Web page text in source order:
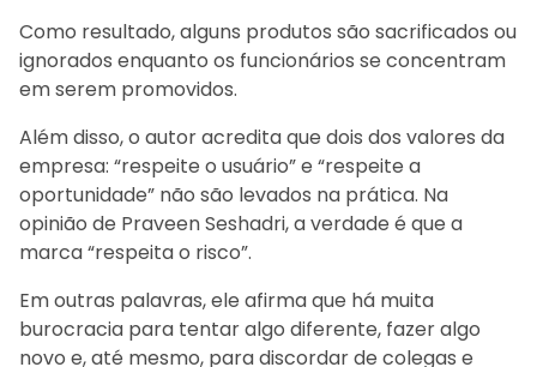
Como resultado, alguns produtos são sacrificados ou
ignorados enquanto os funcionários se concentram
em serem promovidos.
Além disso, o autor acredita que dois dos valores da
empresa: “respeite o usuário” e “respeite a
oportunidade” não são levados na prática. Na
opinião de Praveen Seshadri, a verdade é que a
marca “respeita o risco”.
Em outras palavras, ele afirma que há muita
burocracia para tentar algo diferente, fazer algo
novo e, até mesmo, para discordar de colegas e